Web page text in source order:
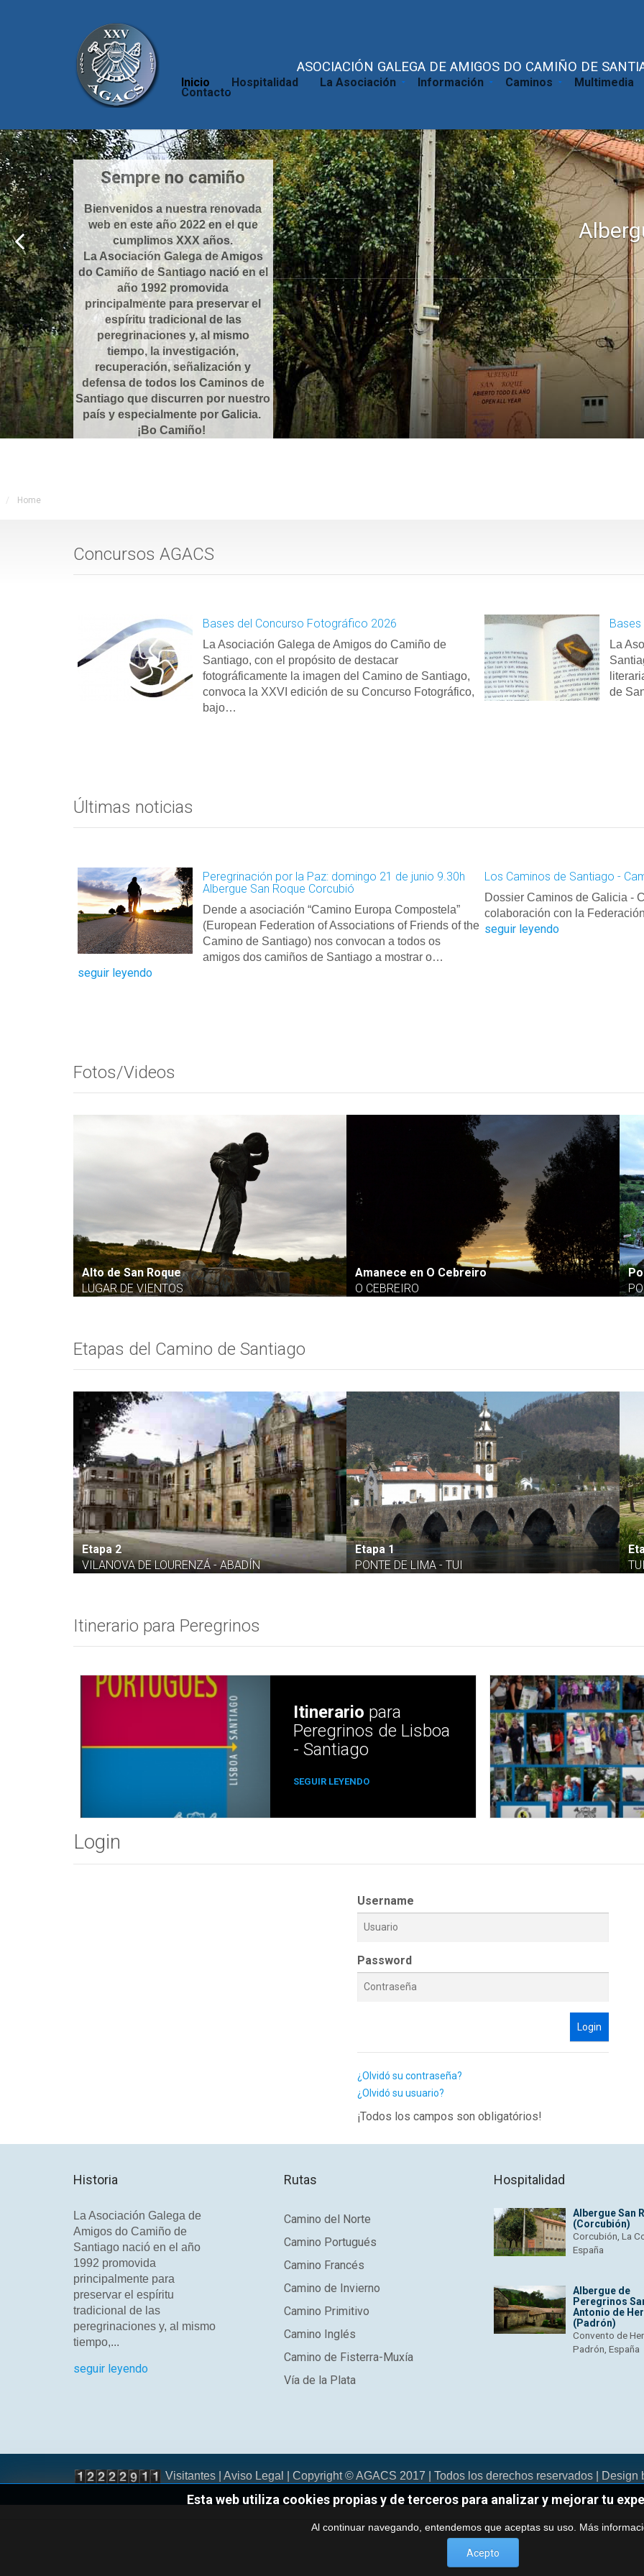
ASOCIACIÓN GALEGA DE AMIGOS DO CAMIÑO DE
Inicio Hospitalidad La Asociación Información Caminos Multimedia
Contacto
Albergue de Peregrinos San
Home
Sempre no camiño
Bienvenidos a nuestra renovada
web en este año 2022 en el que
cumplimos XXX años.
La Asociación Galega de Amigos
do Camiño de Santiago nació en el
año 1992 promovida
principalmente para preservar el
espíritu tradicional de las
peregrinaciones y, al mismo
tiempo, la investigación,
recuperación, señalización y
defensa de todos los Caminos de
Santiago que discurren por nuestro
país y especialmente por Galicia.
¡Bo Camiño!
Concursos AGACS
Bases del Concurso Fotográfico 2026
La Asociación Galega de Amigos do Camiño de
Santiago, con el propósito de destacar
fotográficamente la imagen del Camino de Santiago,
convoca la XXVI edición de su Concurso Fotográfico,
bajo…
La
de
Últimas noticias
Peregrinación por la Paz: domingo 21 de junio 9.30h
Albergue San Roque Corcubió
Dende a asociación “Camino Europa Compostela”
(European Federation of Associations of Friends of the
Camino de Santiago) nos convocan a todos os
amigos dos camiños de Santiago a mostrar o…
seguir leyendo
Los Caminos de Santiago -
Dossier Caminos de Galicia -
colaboración con la
seguir leyendo
Fotos/Videos
Alto de San Roque
LUGAR DE VIENTOS
Amanece en O Cebreiro
O CEBREIRO
Etapas del Camino de Santiago
Etapa 2
VILANOVA DE LOURENZÁ - ABADÍN
Etapa 1
PONTE DE LIMA - TUI
Itinerario para Peregrinos
Itinerario para
Peregrinos de Lisboa
- Santiago
SEGUIR LEYENDO
Login
Username
Password
Login
¿Olvidó su contraseña?
¿Olvidó su usuario?
¡Todos los campos son obligatórios!
Historia
La Asociación Galega de
Amigos do Camiño de
Santiago nació en el año
1992 promovida
principalmente para
preservar el espíritu
tradicional de las
peregrinaciones y, al mismo
tiempo,...
seguir leyendo
Rutas
Camino del Norte
Camino Portugués
Camino Francés
Camino de Invierno
Camino Primitivo
Camino Inglés
Camino de Fisterra-Muxía
Vía de la Plata
Hospitalidad
Albergue San
(Corcubión)
Corcubión, La
España
Albergue de
Peregrinos
Antonio de
(Padrón)
Convento de
Padrón, España
Visitantes | Aviso Legal | Copyright © AGACS 2017 | Todos los derechos reservados | Design
Esta web utiliza cookies propias y de terceros para analizar y mejorar tu
Al continuar navegando, entendemos que aceptas su uso. Más
Acepto